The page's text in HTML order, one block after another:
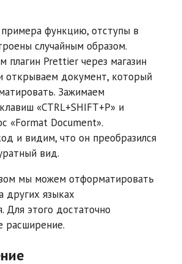
функцию, отступы в
случайным образом.
плагин Prettier через магазин
открываем документ, который
Зажимаем
«CTRL+SHIFT+P» и
«Format Document».
и видим, что он преобразился
вид.
мы можем отформатировать
других языках
Для этого достаточно
расширение.